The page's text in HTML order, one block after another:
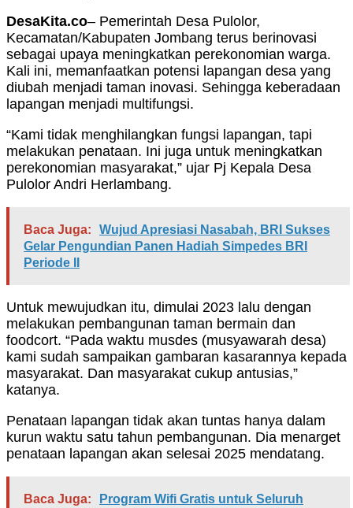
DesaKita.co– Pemerintah Desa Pulolor,
Kecamatan/Kabupaten Jombang terus berinovasi
sebagai upaya meningkatkan perekonomian warga.
Kali ini, memanfaatkan potensi lapangan desa yang
diubah menjadi taman inovasi. Sehingga keberadaan
lapangan menjadi multifungsi.
“Kami tidak menghilangkan fungsi lapangan, tapi
melakukan penataan. Ini juga untuk meningkatkan
perekonomian masyarakat,” ujar Pj Kepala Desa
Pulolor Andri Herlambang.
Baca Juga:
Wujud Apresiasi Nasabah, BRI Sukses
Gelar Pengundian Panen Hadiah Simpedes BRI
Periode II
Untuk mewujudkan itu, dimulai 2023 lalu dengan
melakukan pembangunan taman bermain dan
foodcort. “Pada waktu musdes (musyawarah desa)
kami sudah sampaikan gambaran kasarannya kepada
masyarakat. Dan masyarakat cukup antusias,”
katanya.
Penataan lapangan tidak akan tuntas hanya dalam
kurun waktu satu tahun pembangunan. Dia menarget
penataan lapangan akan selesai 2025 mendatang.
Baca Juga:
Program Wifi Gratis untuk Seluruh